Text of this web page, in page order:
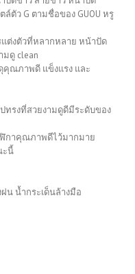
ตัว G ตามชื่อของ GUOU หรู
ต่งตัวที่หลากหลาย หน้าปัด
มดู clean
คุณภาพดี แข็งแรง และ
ทรงที่สวยงามดูดีมีระดับของ
ฬิกาคุณภาพดีไว้มากมาย
ะนี้
น น้ำกระเด็นล้างมือ